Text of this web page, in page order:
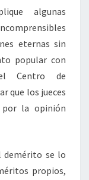
algunas
eternas sin
popular con
Centro de
que los jueces
la opinión
demérito se lo
propios,